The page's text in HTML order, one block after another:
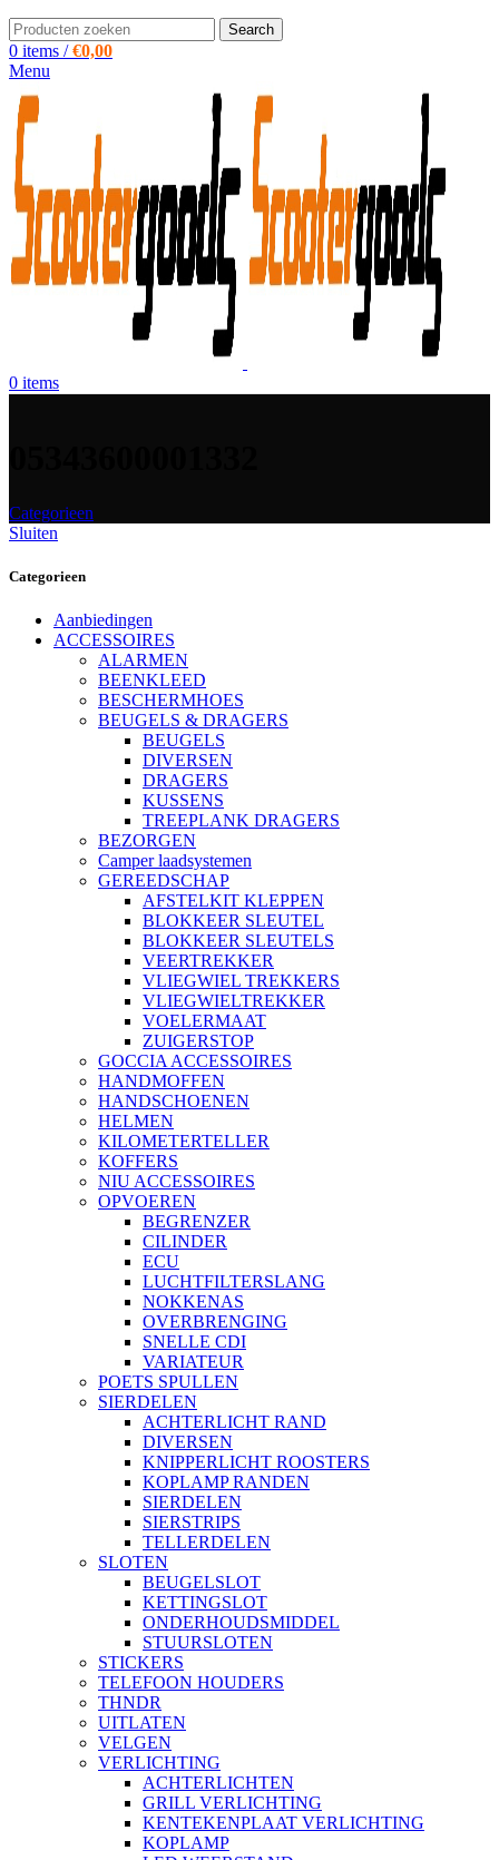
Search
0 items / €0,00
Menu
0 items
Categorieen
Sluiten
Categorieen
Aanbiedingen
ACCESSOIRES
ALARMEN
BEENKLEED
BESCHERMHOES
BEUGELS & DRAGERS
BEUGELS
DIVERSEN
DRAGERS
KUSSENS
TREEPLANK DRAGERS
BEZORGEN
Camper laadsystemen
GEREEDSCHAP
AFSTELKIT KLEPPEN
BLOKKEER SLEUTEL
BLOKKEER SLEUTELS
VEERTREKKER
VLIEGWIEL TREKKERS
VLIEGWIELTREKKER
VOELERMAAT
ZUIGERSTOP
GOCCIA ACCESSOIRES
HANDMOFFEN
HANDSCHOENEN
HELMEN
KILOMETERTELLER
KOFFERS
NIU ACCESSOIRES
OPVOEREN
BEGRENZER
CILINDER
ECU
LUCHTFILTERSLANG
NOKKENAS
OVERBRENGING
SNELLE CDI
VARIATEUR
POETS SPULLEN
SIERDELEN
ACHTERLICHT RAND
DIVERSEN
KNIPPERLICHT ROOSTERS
KOPLAMP RANDEN
SIERDELEN
SIERSTRIPS
TELLERDELEN
SLOTEN
BEUGELSLOT
KETTINGSLOT
ONDERHOUDSMIDDEL
STUURSLOTEN
STICKERS
TELEFOON HOUDERS
THNDR
UITLATEN
VELGEN
VERLICHTING
ACHTERLICHTEN
GRILL VERLICHTING
KENTEKENPLAAT VERLICHTING
KOPLAMP